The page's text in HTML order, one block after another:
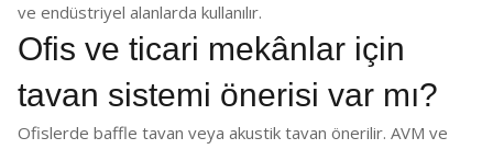
ve endüstriyel alanlarda kullanılır.
Ofis ve ticari mekânlar için
tavan sistemi önerisi var mı?
Ofislerde baffle tavan veya akustik tavan önerilir. AVM ve